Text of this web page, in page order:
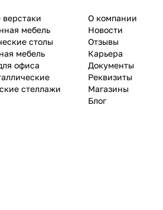
мебель
столы
мебель
офиса
стеллажи
О компании
Новости
Отзывы
Карьера
Документы
Реквизиты
Магазины
Блог